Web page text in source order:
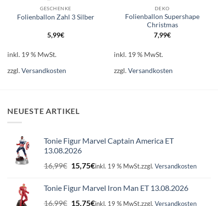
GESCHENKE
Folienballon Zahl 3 Silber
5,99€
inkl. 19 % MwSt.
zzgl.Versandkosten
DEKO
Folienballon Supershape
Christmas
7,99€
inkl. 19 % MwSt.
zzgl.Versandkosten
NEUESTE ARTIKEL
Tonie Figur Marvel Captain America ET
13.08.2026
16,99€ Ursprünglicher
Preis
16,99€
15,75€Aktueller
15,75€.
inkl. 19 % MwSt.zzgl. Versandkosten
Tonie Figur Marvel Iron Man ET 13.08.2026
16,99€ Ursprünglicher
15,75€Aktueller
inkl. 19 % MwSt.zzgl. Versandkosten